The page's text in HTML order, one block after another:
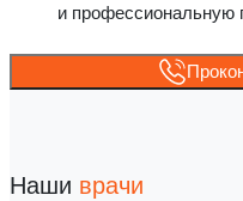
и профессиональную
Наши врачи